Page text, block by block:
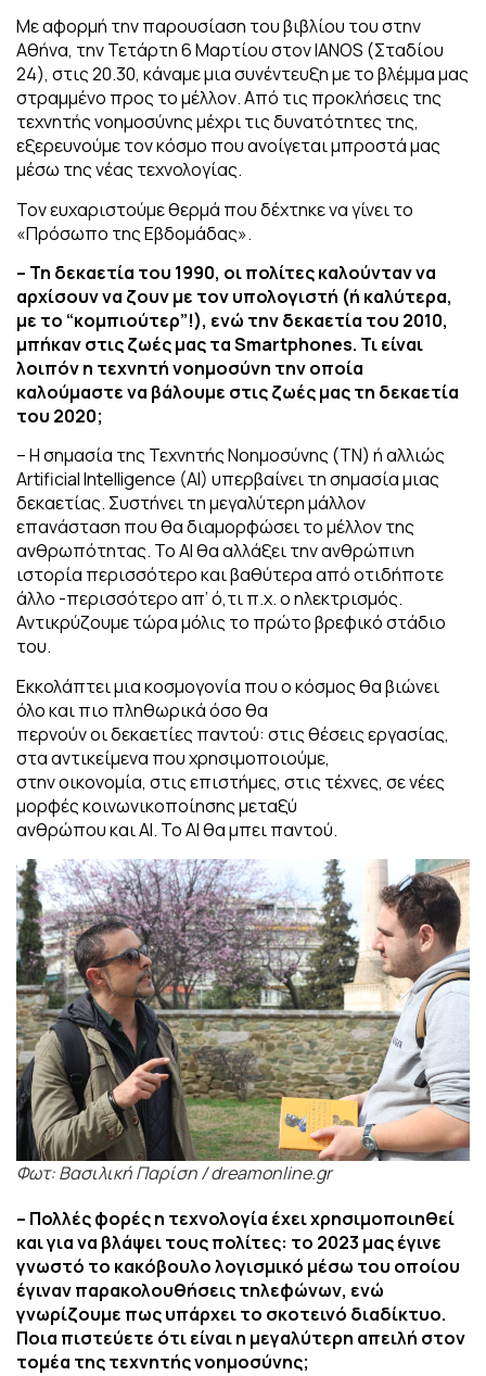
Με αφορμή την παρουσίαση του βιβλίου του στην
Αθήνα, την Τετάρτη 6 Μαρτίου στον IANOS (Σταδίου
24), στις 20.30, κάναμε μια συνέντευξη με το βλέμμα μας
στραμμένο προς το μέλλον. Από τις προκλήσεις της
τεχνητής νοημοσύνης μέχρι τις δυνατότητες της,
εξερευνούμε τον κόσμο που ανοίγεται μπροστά μας
μέσω της νέας τεχνολογίας.
Τον ευχαριστούμε θερμά που δέχτηκε να γίνει το
«Πρόσωπο της Εβδομάδας».
– Τη δεκαετία του 1990, οι πολίτες καλούνταν να
αρχίσουν να ζουν με τονυπολογιστή (ή καλύτερα,
με το “κομπιούτερ”!), ενώ την δεκαετία του 2010,
μπήκαν στις ζωές μας τα Smartphones. Τι είναι
λοιπόν η τεχνητή νοημοσύνη την οποία
καλούμαστε να βάλουμε στις ζωές μας τη δεκαετία
του 2020;
– Η σημασία της Τεχνητής Νοημοσύνης (ΤΝ) ή αλλιώς
Artificial Intelligence (AI) υπερβαίνει τη σημασία μιας
δεκαετίας. Συστήνει τη μεγαλύτερη μάλλον
επανάσταση που θα διαμορφώσει το μέλλον της
ανθρωπότητας. Το ΑΙ θα αλλάξει την ανθρώπινη
ιστορία περισσότερο και βαθύτερα από οτιδήποτε
άλλο -περισσότερο απ’ ό,τι π.χ. ο ηλεκτρισμός.
Αντικρύζουμε τώρα μόλις το πρώτο βρεφικό στάδιο
του.
Εκκολάπτει μια κοσμογονία που ο κόσμος θα βιώνει
όλο και πιο πληθωρικά όσο θα
περνούν οι δεκαετίες παντού: στις θέσεις εργασίας,
στα αντικείμενα που χρησιμοποιούμε,
στην οικονομία, στις επιστήμες, στις τέχνες, σε νέες
μορφές κοινωνικοποίησης μεταξύ
ανθρώπου και ΑΙ. Το ΑΙ θα μπει παντού.
Φωτ: Βασιλική Παρίση / dreamonline.gr
– Πολλές φορές η τεχνολογία έχει χρησιμοποιηθεί
και για να βλάψει τους πολίτες: το 2023 μας έγινε
γνωστό το κακόβουλο λογισμικό μέσω του οποίου
έγιναν παρακολουθήσεις τηλεφώνων, ενώ
γνωρίζουμε πως υπάρχει το σκοτεινό διαδίκτυο.
Ποια πιστεύετε ότι είναι η μεγαλύτερη απειλή στον
τομέα της τεχνητής νοημοσύνης;